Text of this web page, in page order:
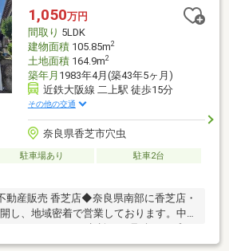
1,050万円
間取り 5LDK
建物面積105.85m2
土地面積164.9m2
築年月 1983年4月(築43年5ヶ月)
近鉄大阪線 二上駅 徒歩15分
その他の交通
奈良県香芝市穴虫
駐車場あり
駐車2台
産販売 香芝店◆奈良県南部に香芝店・
し、地域密着で営業しております。中古
、リフォームのご相談やお見積り、プラ
入居後の暮らしに合わせた住まいづくり